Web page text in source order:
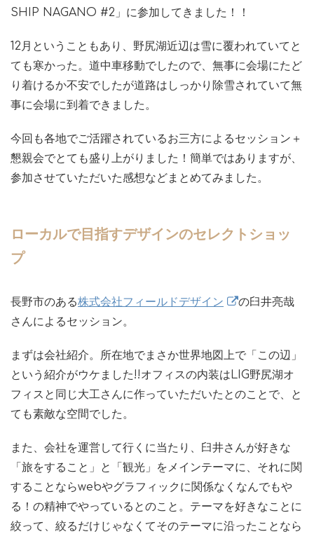
SHIP NAGANO #2」に参加してきました！！
12月ということもあり、野尻湖近辺は雪に覆われていてと
ても寒かった。道中車移動でしたので、無事に会場にたど
り着けるか不安でしたが道路はしっかり除雪されていて無
事に会場に到着できました。
今回も各地でご活躍されているお三方によるセッション＋
懇親会でとても盛り上がりました！簡単ではありますが、
参加させていただいた感想などまとめてみました。
ローカルで目指すデザインのセレクトショッ
プ
長野市のある株式会社フィールドデザイン
の臼井亮哉
さんによるセッション。
まずは会社紹介。所在地でまさか世界地図上で「この辺」
という紹介がウケました!!オフィスの内装はLIG野尻湖オ
フィスと同じ大工さんに作っていただいたとのことで、と
ても素敵な空間でした。
また、会社を運営して行くに当たり、臼井さんが好きな
「旅をすること」と「観光」をメインテーマに、それに関
することならwebやグラフィックに関係なくなんでもや
る！の精神でやっているとのこと。テーマを好きなことに
絞って、絞るだけじゃなくてそのテーマに沿ったことなら